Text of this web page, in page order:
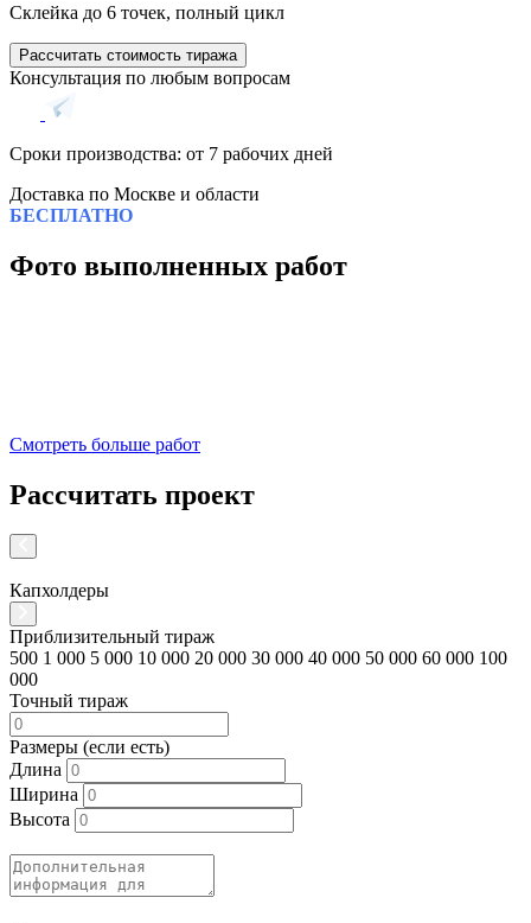
Cклейка до 6 точек, полный цикл
Рассчитать стоимость тиража
Консультация по любым вопросам
Сроки производства: от 7 рабочих дней
Доставка по Москве и области
БЕСПЛАТНО
Фото выполненных работ
Смотреть больше работ
Рассчитать проект
Капхолдеры
Приблизительный тираж
500 1 000 5 000 10 000 20 000 30 000 40 000 50 000 60 000 100
000
Точный тираж
Размеры (если есть)
Длина
Ширина
Высота